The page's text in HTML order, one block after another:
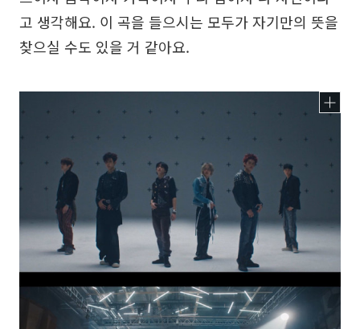
고 생각해요. 이 곡을 들으시는 모두가 자기만의 뜻을
찾으실 수도 있을 거 같아요.